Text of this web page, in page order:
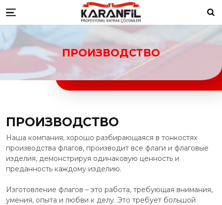
bayrakları Düzce Resmi Kurum Bayrakları Düzce ikili masa bayrağı Düzce bayrak
Düzce türk bayrağı imalatçılarıDüzce Ülke BayraklarıDüzce turk bayragı
toptancısı
Karanfil Profesyonel Bayrak
Menu
ПРОИЗВОДСТВО
ПРОИЗВОДСТВО
Наша компания, хорошо разбирающаяся в тонкостях
производства флагов, производит все флаги и флаговые
изделия, демонстрируя одинаковую ценность и
преданность каждому изделию.
Изготовление флагов – это работа, требующая внимания,
умения, опыта и любви к делу. Это требует большой